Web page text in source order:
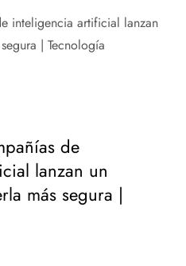
de
lanzan un
más segura |